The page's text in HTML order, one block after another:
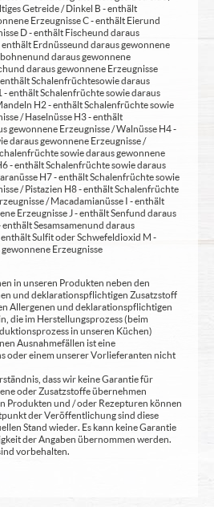
Getreide / Dinkel B - enthält
Erzeugnisse C - enthält Eier und
D - enthält Fische und daraus
Erdnüsse und daraus gewonnene
und daraus gewonnene
und daraus gewonnene Erzeugnisse
Schalenfrüchte sowie daraus
- enthält Schalenfrüchte sowie daraus
H2 - enthält Schalenfrüchte sowie
/ Haselnüsse H3 - enthält
gewonnene Erzeugnisse / Walnüsse H4 -
daraus gewonnene Erzeugnisse /
sowie daraus gewonnene
- enthält Schalenfrüchte sowie daraus
H7 - enthält Schalenfrüchte sowie
/ Pistazien H8 - enthält Schalenfrüchte
/ Macadamianüsse I - enthält
Erzeugnisse J - enthält Senf und daraus
Sesamsamen und daraus
Sulfit oder Schwefeldioxid M -
Erzeugnisse
in unseren Produkten neben den
und deklarationspflichtigen Zusatzstoff
Allergenen und deklarationspflichtigen
die im Herstellungsprozess (beim
in unseren Küchen)
Ausnahmefällen ist eine
oder einem unserer Vorlieferanten nicht
dass wir keine Garantie für
oder Zusatzstoffe übernehmen
Produkten und / oder Rezepturen können
der Veröffentlichung sind diese
Stand wieder. Es kann keine Garantie
der Angaben übernommen werden.
vorbehalten.